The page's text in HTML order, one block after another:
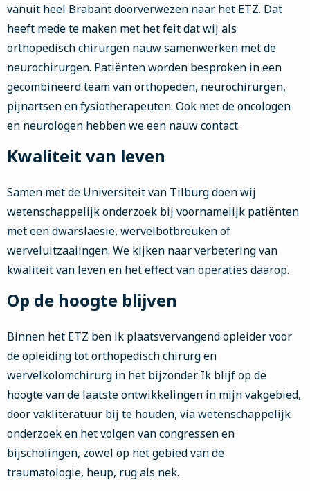
vanuit heel Brabant doorverwezen naar het ETZ. Dat
heeft mede te maken met het feit dat wij als
orthopedisch chirurgen nauw samenwerken met de
neurochirurgen. Patiënten worden besproken in een
gecombineerd team van orthopeden, neurochirurgen,
pijnartsen en fysiotherapeuten. Ook met de oncologen
en neurologen hebben we een nauw contact.
Kwaliteit van leven
Samen met de Universiteit van Tilburg doen wij
wetenschappelijk onderzoek bij voornamelijk patiënten
met een dwarslaesie, wervelbotbreuken of
werveluitzaaiingen. We kijken naar verbetering van
kwaliteit van leven en het effect van operaties daarop.
Op de hoogte blijven
Binnen het ETZ ben ik plaatsvervangend opleider voor
de opleiding tot orthopedisch chirurg en
wervelkolomchirurg in het bijzonder. Ik blijf op de
hoogte van de laatste ontwikkelingen in mijn vakgebied,
door vakliteratuur bij te houden, via wetenschappelijk
onderzoek en het volgen van congressen en
bijscholingen, zowel op het gebied van de
traumatologie, heup, rug als nek.